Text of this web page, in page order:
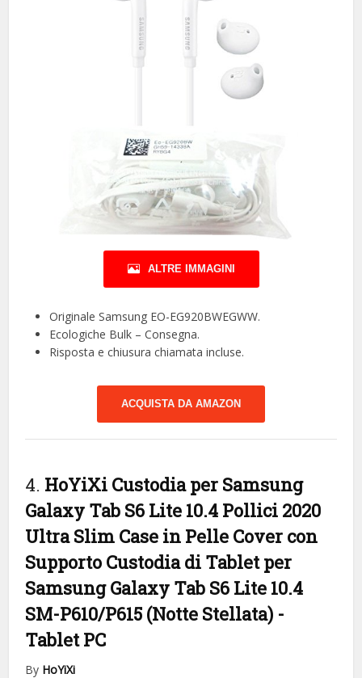
ALTRE IMMAGINI
Originale Samsung EO-EG920BWEGWW.
Ecologiche Bulk – Consegna.
Risposta e chiusura chiamata incluse.
ACQUISTA DA AMAZON
4. HoYiXi Custodia per Samsung
Galaxy Tab S6 Lite 10.4 Pollici 2020
Ultra Slim Case in Pelle Cover con
Supporto Custodia di Tablet per
Samsung Galaxy Tab S6 Lite 10.4
SM-P610/P615 (Notte Stellata) -
Tablet PC
By HoYiXi